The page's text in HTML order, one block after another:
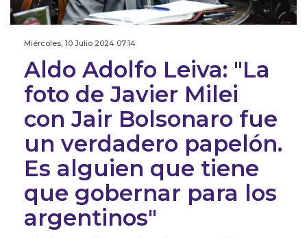
Miércoles, 10 Julio 2024 07:14
Aldo Adolfo Leiva: "La
foto de Javier Milei
con Jair Bolsonaro fue
un verdadero papelón.
Es alguien que tiene
que gobernar para los
argentinos"